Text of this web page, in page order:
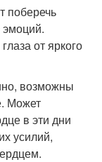
поберечь
эмоций.
от яркого
возможны
Может
в эти дни
усилий,